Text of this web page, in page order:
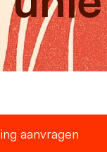
aanvragen